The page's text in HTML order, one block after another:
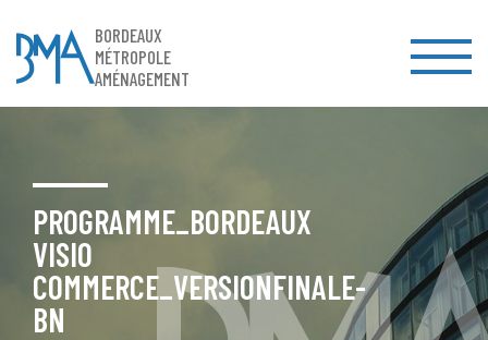
BORDEAUX
MÉTROPOLE
AMÉNAGEMENT
PROGRAMME_BORDEAUX
VISIO
COMMERCE_VERSIONFINALE-
BN